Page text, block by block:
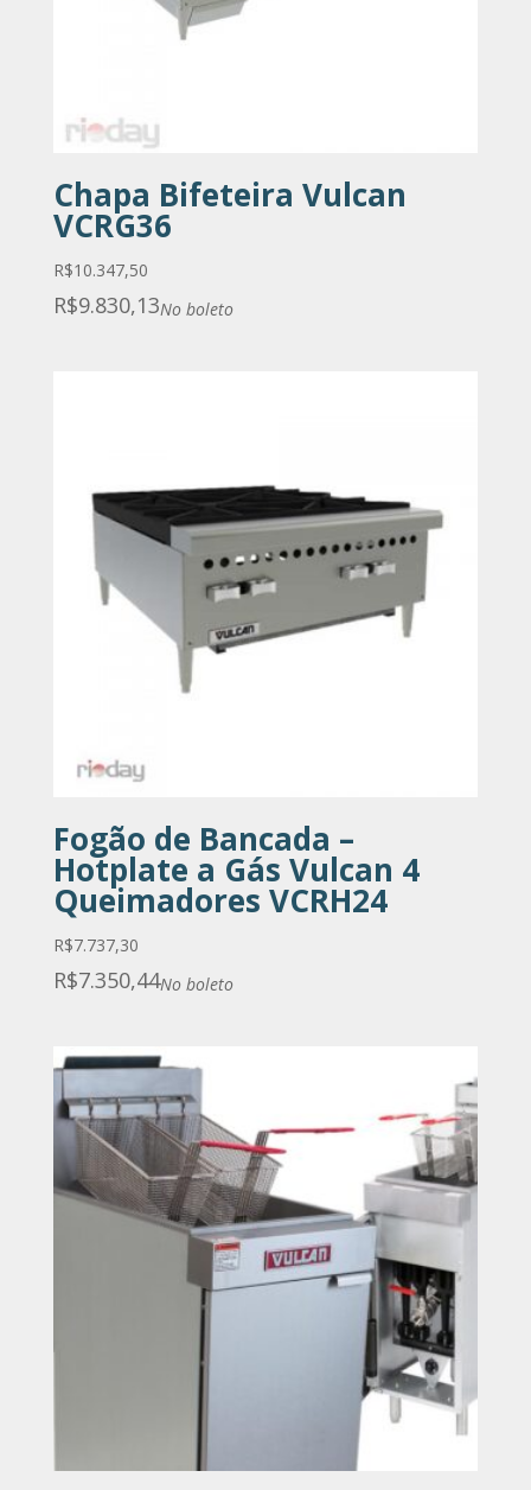
Chapa Bifeteira Vulcan
VCRG36
R$10.347,50
R$9.830,13No boleto
Fogão de Bancada –
Hotplate a Gás Vulcan 4
Queimadores VCRH24
R$7.737,30
R$7.350,44No boleto